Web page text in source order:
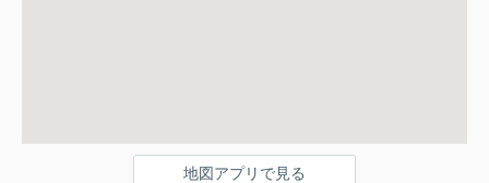
地図アプリで見る